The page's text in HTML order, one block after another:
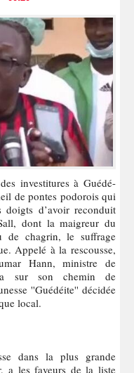
de pontes podorois qui
doigts d’avoir reconduit
dont la maigreur du
de chagrin, le suffrage
Appelé à la rescousse,
Hann, ministre de
sur son chemin de
''Guédéite'' décidée
local.
dans la plus grande
a les faveurs de la liste